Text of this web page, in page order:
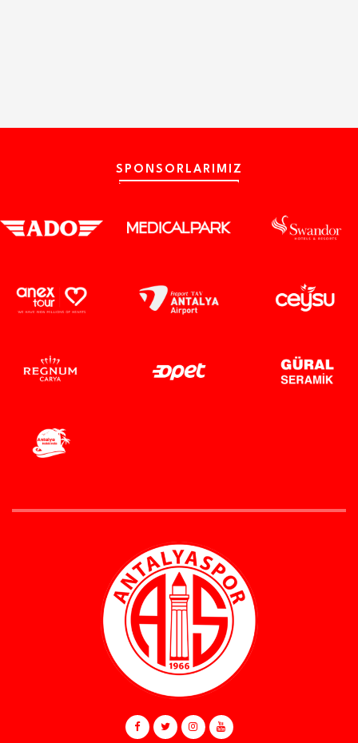
SPONSORLARIMIZ